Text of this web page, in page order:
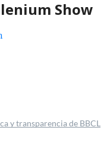
Show
y transparencia de BBCL